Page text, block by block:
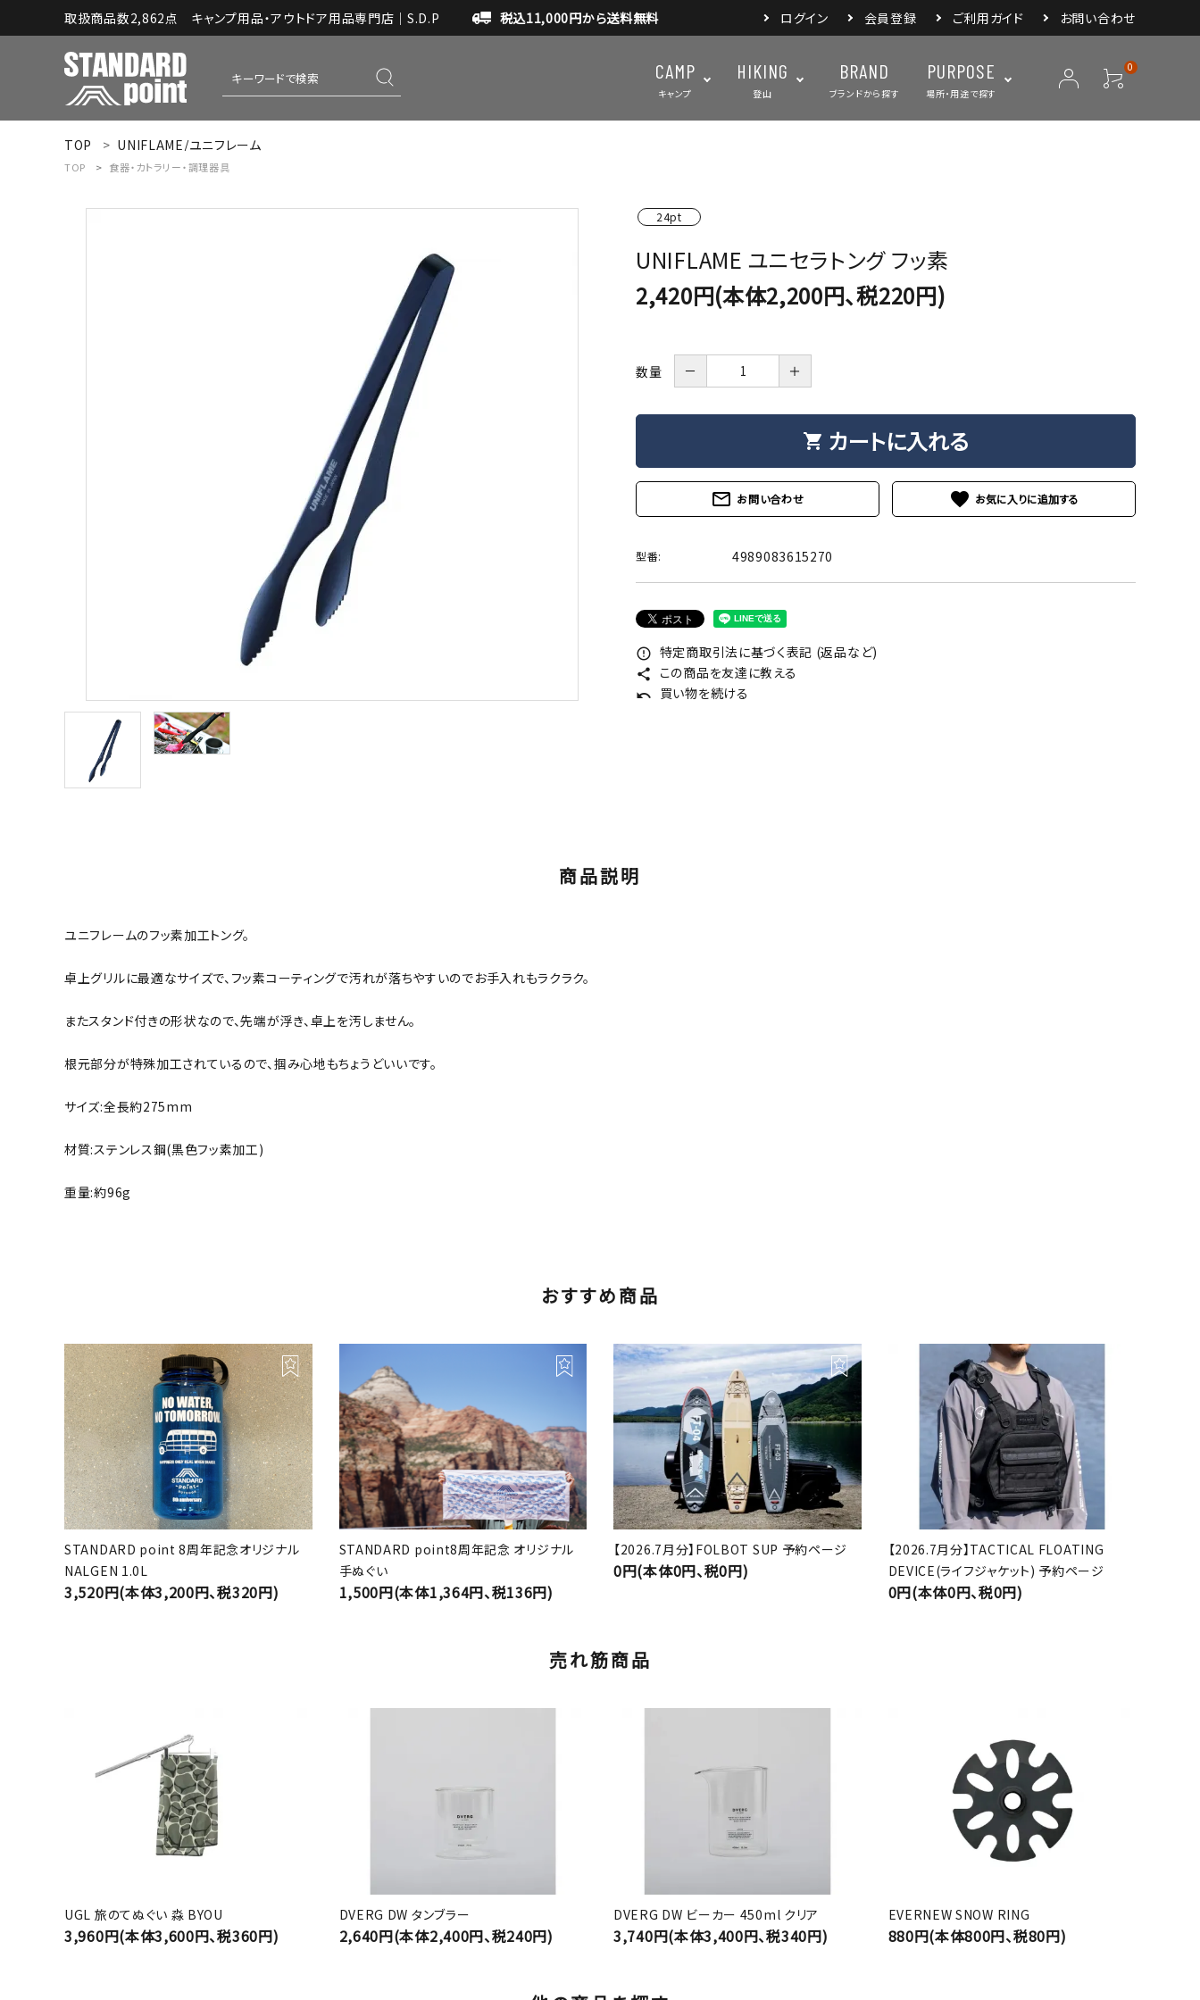
取扱商品数2,862点 キャンプ用品・アウトドア用品専門店｜S.D.P 税込11,000円から送料無料 ログイン 会員登録 ご利用ガイド お問い合わせ
CAMP
キャンプ
テント・タープ
マット・グランドシート
ジャグ・ボトル
アウトドアスパイス
HIKING
登山
BRAND
ブランドから探す
PURPOSE
場所・用途で探す
0
TOP UNIFLAME/ユニフレーム
TOP 食器・カトラリー・調理器具
24pt
UNIFLAME ユニセラトング フッ素
2,420円(本体2,200円、税220円)
数量 － ＋
shopping_cart カートに入れる
mail_outline お問い合わせ favorite
型番: 4989083615270
error_outline 特定商取引法に基づく表記 (返品など)
share この商品を友達に教える
undo 買い物を続ける
商品説明
ユニフレームのフッ素加工トング。
卓上グリルに最適なサイズで、フッ素コーティングで汚れが落ちやすいのでお手入れもラクラク。
またスタンド付きの形状なので、先端が浮き、卓上を汚しません。
根元部分が特殊加工されているので、掴み心地もちょうどいいです。
サイズ:全長約275mm
材質:ステンレス鋼(黒色フッ素加工)
重量:約96g
おすすめ商品
STANDARD point 8周年記念オリジナル
NALGEN 1.0L
3,520円(本体3,200円、税320円)
STANDARD point8周年記念 オリジナル
手ぬぐい
1,500円(本体1,364円、税136円)
【2026.7月分】FOLBOT SUP 予約ページ
0円(本体0円、税0円)
【2026.7月分】TACTICAL FLOATING
DEVICE(ライフジャケット) 予約ページ
0円(本体0円、税0円)
売れ筋商品
UGL 旅のてぬぐい 淼 BYOU
3,960円(本体3,600円、税360円)
DVERG DW タンブラー
2,640円(本体2,400円、税240円)
DVERG DW ビーカー 450ml クリア
3,740円(本体3,400円、税340円)
EVERNEW SNOW RING
880円(本体800円、税80円)